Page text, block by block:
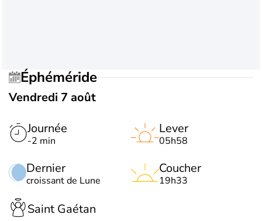
Éphéméride
Vendredi 7 août
Journée
-2 min
Dernier
croissant de Lune
Lever
05h58
Coucher
19h33
Saint Gaétan